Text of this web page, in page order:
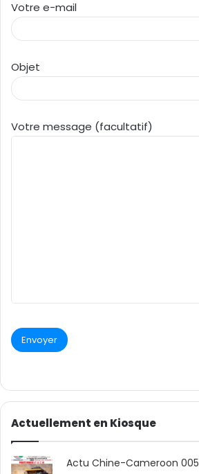
Votre e-mail
Objet
Votre message (facultatif)
Actuellement en Kiosque
Actu Chine-Cameroon 005